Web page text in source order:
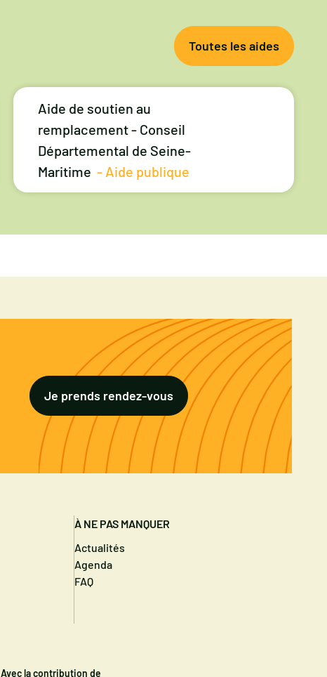
Toutes les aides
Aide de soutien au
remplacement - Conseil
Départemental de Seine-
Maritime - Aide publique
Je prends rendez-vous
À NE PAS MANQUER
Actualités
Agenda
FAQ
Avec la contribution de